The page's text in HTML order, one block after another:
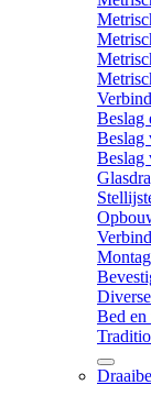
Beslag
Beslag
Beslag
Bed en